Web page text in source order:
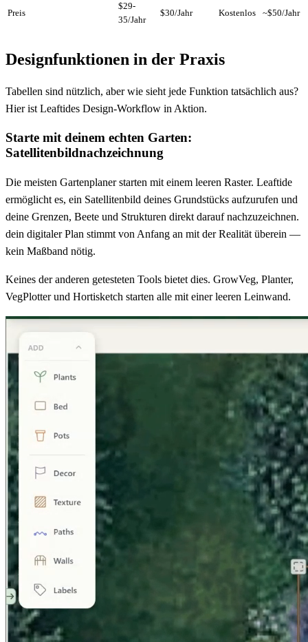
Preis
$29-
35/Jahr
$30/Jahr Kostenlos ~$50/Jahr
Designfunktionen in der Praxis
Tabellen sind nützlich, aber wie sieht jede Funktion tatsächlich aus?
Hier ist Leaftides Design-Workflow in Aktion.
Starte mit deinem echten Garten:
Satellitenbildnachzeichnung
Die meisten Gartenplaner starten mit einem leeren Raster. Leaftide
ermöglicht es, ein Satellitenbild deines Grundstücks aufzurufen und
deine Grenzen, Beete und Strukturen direkt darauf nachzuzeichnen.
dein digitaler Plan stimmt von Anfang an mit der Realität überein —
kein Maßband nötig.
Keines der anderen getesteten Tools bietet dies. GrowVeg, Planter,
VegPlotter und Hortisketch starten alle mit einer leeren Leinwand.